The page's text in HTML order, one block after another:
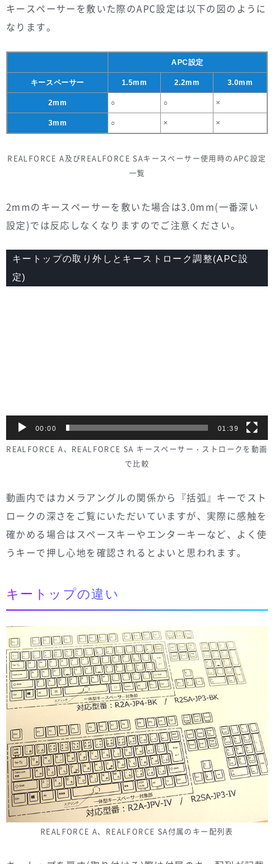
キースペーサーを敷いた際のAPC設定は以下の図のように
なります。
APC設定
キースペーサー 1.5mm 2.2mm 3.0mm
2mm ○ ○ ×
3mm ○ × ×
REALFORCE A及びREALFORCE SAキースペーサー使用時のAPC設定
一覧
2mmのキースペーサーを敷いた場合は3.0mm(一番深い
設定)では反応しなくなりますのでご注意ください。
キートップの取り外しとキーストローク調整(APC設
定)
00:00 01:39
REALFORCE A、REALFORCE SA キースペーサー・ストロークを動画
で比較
動画内ではカメラアングルの関係から『括弧』キーでスト
ロークの深さをご覧にいただいていますが、実際に感触を
確かめる場合はスペースキーやエンターキーなど、よく使
うキーで押し心地を確認されるとよいと思われます。
キートップの違い
REALFORCE A、REALFORCE SA付属のキー配列表